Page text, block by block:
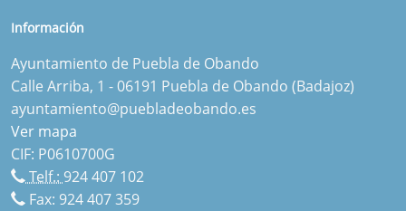
Información
Ayuntamiento de Puebla de Obando
Calle Arriba, 1 - 06191 Puebla de Obando (Badajoz)
ayuntamiento@puebladeobando.es
Ver mapa
CIF: P0610700G
Telf.:924 407 102
Fax: 924 407 359